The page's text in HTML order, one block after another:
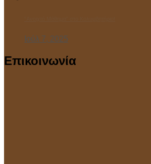
Ιούλ 7, 2025
Επικοινωνία